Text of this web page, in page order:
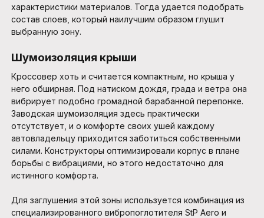
характеристики материалов. Тогда удается подобрать
состав слоев, который наилучшим образом глушит
выбранную зону.
Шумоизоляция крыши
Кроссовер хоть и считается компактным, но крыша у
него обширная. Под натиском дождя, града и ветра она
вибрирует подобно громадной барабанной перепонке.
Заводская шумоизоляция здесь практически
отсутствует, и о комфорте своих ушей каждому
автовладельцу приходится заботиться собственными
силами. Конструкторы оптимизировали корпус в плане
борьбы с вибрациями, но этого недостаточно для
истинного комфорта.
Для заглушения этой зоны используется комбинация из
специализированного вибропоглотителя StP Aero и